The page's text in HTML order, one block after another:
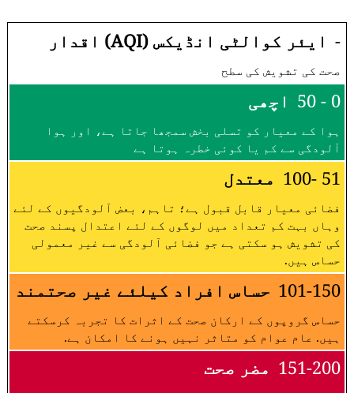
- ایئر کوالٹی انڈیکس (AQI) اقدار
صحت کی تشویش کی سطح
0 - 50 اچھی
ہوا کے معیار کو تسلی بخش سمجھا جاتا ہے، اور ہوا
آلودگی سے کم یا کوئی خطرہ ہوتا ہے
51 -100 معتدل
فضائی معیار قابل قبول ہے؛ تاہم، بعض آلودگیوں کے لئے
وہاں بہت کم تعداد میں لوگوں کے لئے اعتدال پسند صحت
کی تشویش ہو سکتی ہے جو فضائی آلودگی سے غیر معمولی
حساس ہیں.
101-150 حساس افراد کیلئے غیر صحتمند
حساس گروپوں کے ارکان صحت کے اثرات کا تجربہ کرسکتے
ہیں. عام عوام کو متاثر نہیں ہونے کا امکان ہے.
151-200 مضر صحت